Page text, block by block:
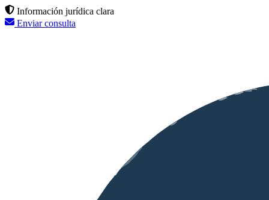
Información jurídica clara
Enviar consulta